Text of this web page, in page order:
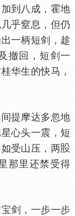
到八成，霍地
乎窒息，但仍
一柄短剑，趁
撤回，短剑一
华生的快马，
提摩达多忽地
心头一震，短
受山压，两
那里还禁受得
剑，一步一步